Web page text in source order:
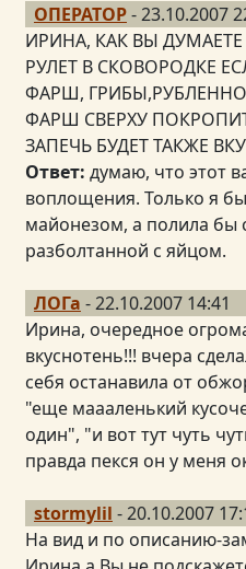
ОПЕРАТОР- 23.10.2007
ИРИНА, КАК ВЫ
РУЛЕТ В СКОВОРОДКЕ
ФАРШ,
ФАРШ СВЕРХУ
ЗАПЕЧЬ БУДЕТ ТАКЖЕ
Ответ: думаю, что этот
воплощения. Только я
майонезом, а полила бы
разболтанной с яйцом.
ЛОГа - 22.10.2007 14:41
Ирина, очередное
вкуснотень!!! вчера
себя останавила от
"еще маааленький
один", "и вот тут чуть
правда пекся он у меня
stormylil - 20.10.2007
На вид и по описанию-